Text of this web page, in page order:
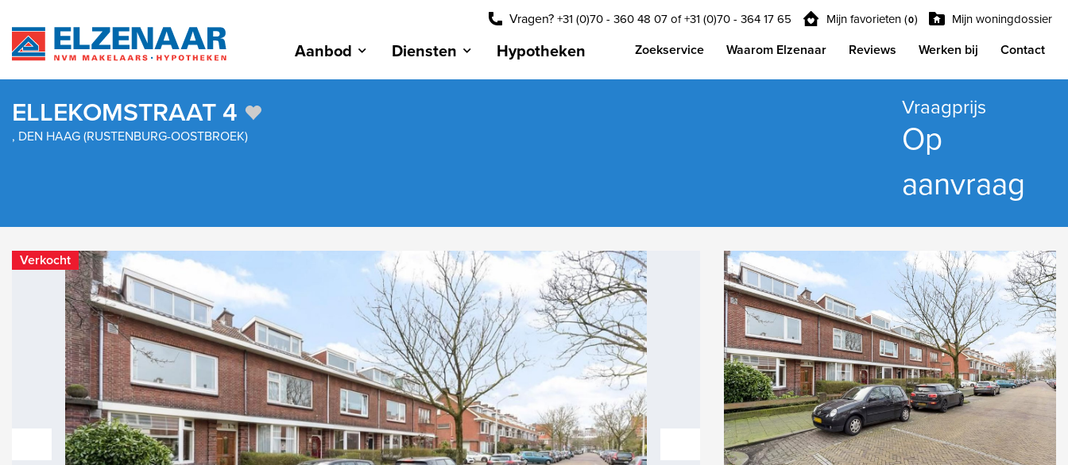
Vragen? +31 (0)70 - 360 48 07 of+31 (0)70 - 364 17 65 Mijn favorieten (0) Mijn woningdossier
Aanbod Diensten Hypotheken Zoekservice Waarom Elzenaar Reviews Werken bij Contact
ELLEKOMSTRAAT 4
, DEN HAAG (RUSTENBURG-OOSTBROEK)
Vraagprijs
Op
aanvraag
Verkocht
vorige volgende